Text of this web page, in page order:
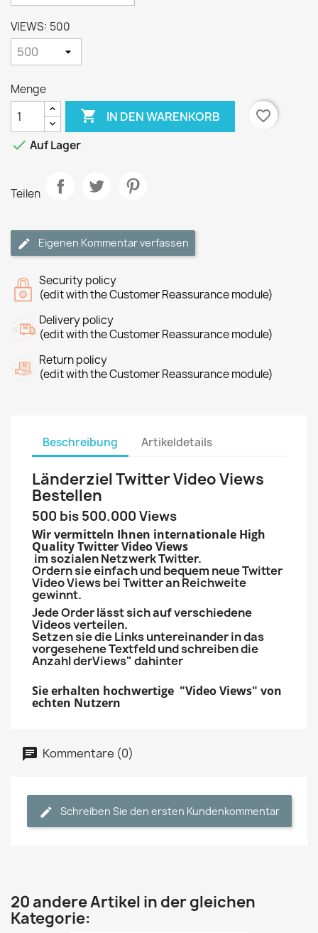
VIEWS: 500
Menge
 IN DEN WARENKORB
favorite_border
 Auf Lager
Teilen
Eigenen Kommentar verfassen
Security policy
(edit with the Customer Reassurance module)
Delivery policy
(edit with the Customer Reassurance module)
Return policy
(edit with the Customer Reassurance module)
Beschreibung Artikeldetails
Länderziel Twitter Video Views
Bestellen
500 bis 500.000 Views
Wir vermitteln Ihnen internationale High
Quality Twitter Video Views
im sozialen Netzwerk Twitter.
Ordern sie einfach und bequem neue Twitter
Video Views bei Twitter an Reichweite
gewinnt.
Jede Order lässt sich auf verschiedene
Videos verteilen.
Setzen sie die Links untereinander in das
vorgesehene Textfeld und schreiben die
Anzahl derViews" dahinter
Sie erhalten hochwertige "Video Views" von
echten Nutzern
Kommentare (0)
Schreiben Sie den ersten Kundenkommentar
20 andere Artikel in der gleichen
Kategorie: